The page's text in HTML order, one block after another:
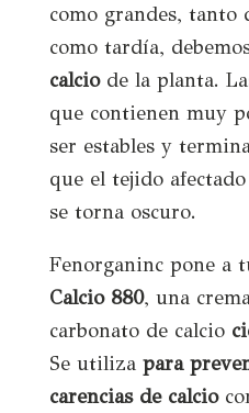
como grandes, tanto
como tardía,
calciode la planta.
que contienen muy
ser estables y
que el tejido
se torna oscuro.
Fenorganinc pone a
Calcio 880, una
carbonato de calcio
Seutiliza para
carencias de calcio